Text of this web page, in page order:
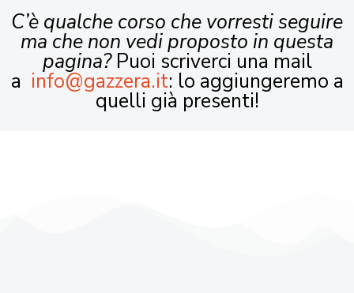
C’è qualche corso che vorresti seguire
ma che non vedi proposto in questa
pagina?Puoi scriverci una mail
a info@gazzera.it: lo aggiungeremo a
quelli già presenti!